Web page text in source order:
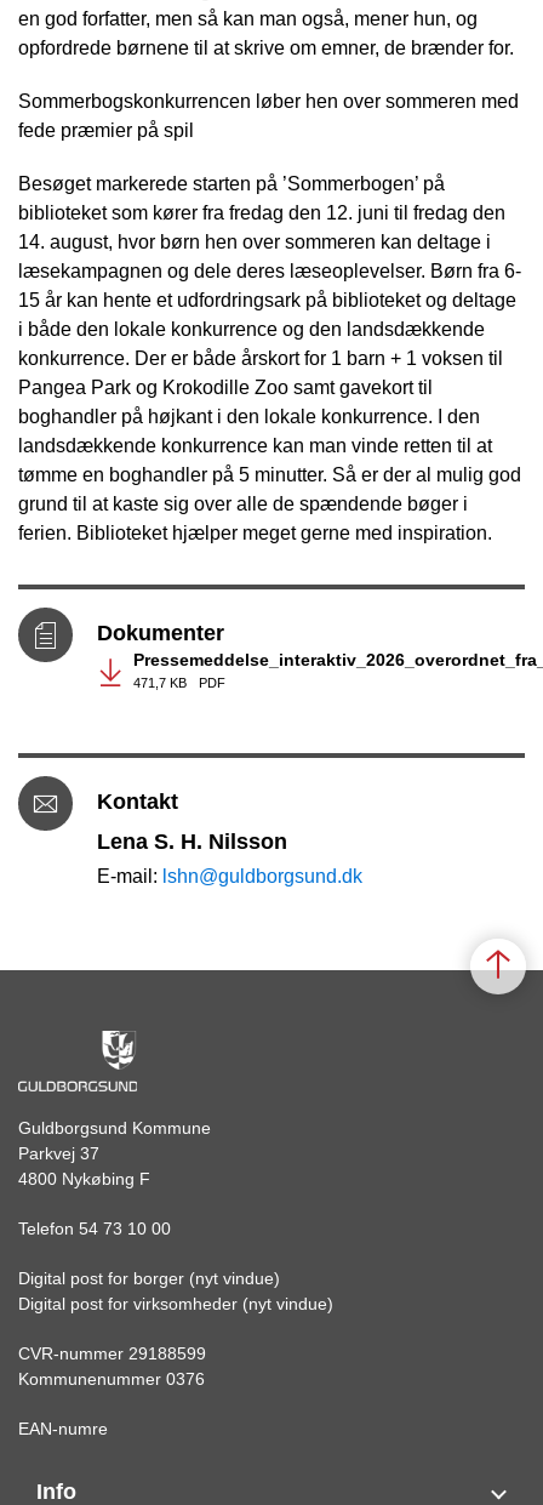
en god forfatter, men så kan man også, mener hun, og
opfordrede børnene til at skrive om emner, de brænder for.
Sommerbogskonkurrencen løber hen over sommeren med
fede præmier på spil
Besøget markerede starten på ’Sommerbogen’ på
biblioteket som kører fra fredag den 12. juni til fredag den
14. august, hvor børn hen over sommeren kan deltage i
læsekampagnen og dele deres læseoplevelser. Børn fra 6-
15 år kan hente et udfordringsark på biblioteket og deltage
i både den lokale konkurrence og den landsdækkende
konkurrence. Der er både årskort for 1 barn + 1 voksen til
Pangea Park og Krokodille Zoo samt gavekort til
boghandler på højkant i den lokale konkurrence. I den
landsdækkende konkurrence kan man vinde retten til at
tømme en boghandler på 5 minutter. Så er der al mulig god
grund til at kaste sig over alle de spændende bøger i
ferien. Biblioteket hjælper meget gerne med inspiration.
Dokumenter
471,7 KB PDF
Kontakt
Lena S. H. Nilsson
E-mail: lshn@guldborgsund.dk
Guldborgsund Kommune
Parkvej 37
4800 Nykøbing F
Telefon 54 73 10 00
Digital post for borger (nyt vindue)
Digital post for virksomheder (nyt vindue)
CVR-nummer 29188599
Kommunenummer 0376
EAN-numre
Info